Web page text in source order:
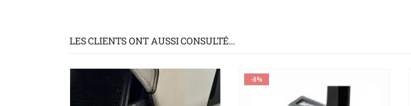
LES CLIENTS ONT AUSSI CONSULTÉ…
-8%